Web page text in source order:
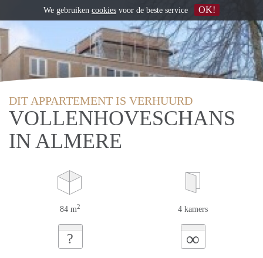
DIT APPARTEMENT IS VERHUURD
VOLLENHOVESCHANS
IN ALMERE
84 m2 4 kamers
? ∞
We gebruiken cookies voor de beste service OK!